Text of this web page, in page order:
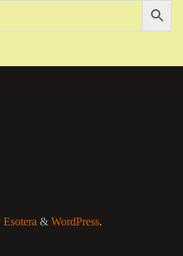
Esotera& WordPress.